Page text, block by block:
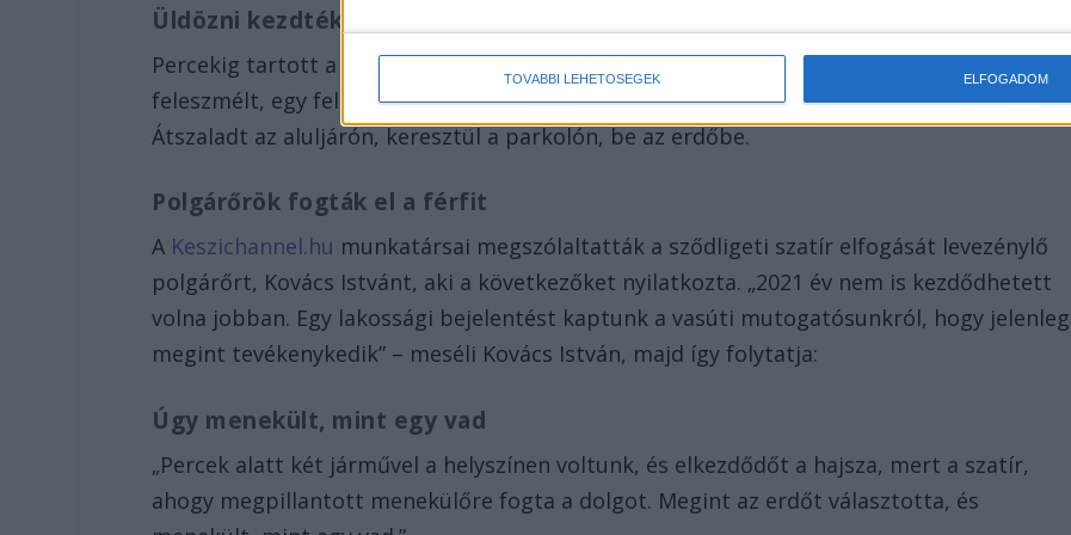
TOVÁBBI LEHETŐSÉGEK ELFOGADOM
Üldözni kezdték a szatírt
Percekig tartott a jelenet, amit végül egy befutó vonat szakított félbe. Mire a férfi
feleszmélt, egy felé futó embert látott, sejtette, bajba kerülhet, ezért menekülőre fogta.
Átszaladt az aluljárón, keresztül a parkolón, be az erdőbe.
Polgárőrök fogták el a férfit
A Keszichannel.hu munkatársai megszólaltatták a sződligeti szatír elfogását levezénylő
polgárőrt, Kovács Istvánt, aki a következőket nyilatkozta. „2021 év nem is kezdődhetett
volna jobban. Egy lakossági bejelentést kaptunk a vasúti mutogatósunkról, hogy jelenleg
megint tevékenykedik” – meséli Kovács István, majd így folytatja:
Úgy menekült, mint egy vad
„Percek alatt két járművel a helyszínen voltunk, és elkezdődőt a hajsza, mert a szatír,
ahogy megpillantott menekülőre fogta a dolgot. Megint az erdőt választotta, és